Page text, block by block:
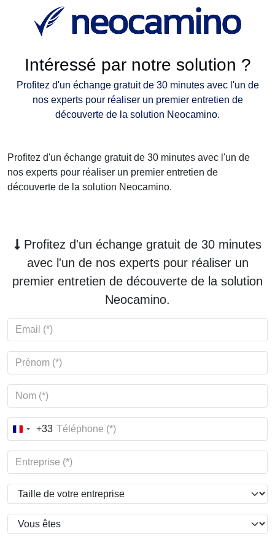
Intéressé par notre solution ?
Profitez d'un échange gratuit de 30 minutes avec l'un de
nos experts pour réaliser un premier entretien de
découverte de la solution Neocamino.
Profitez d'un échange gratuit de 30 minutes avec l'un de
nos experts pour réaliser un premier entretien de
découverte de la solution Neocamino.
Profitez d'un échange gratuit de 30 minutes
avec l'un de nos experts pour réaliser un
premier entretien de découverte de la solution
Neocamino.
France
+33